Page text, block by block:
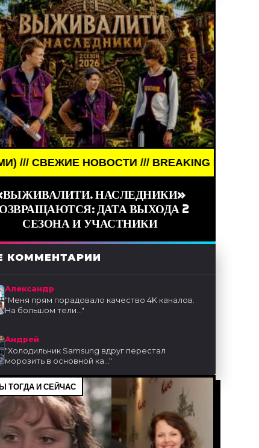
НОВОСТИ /// BREAKING NEWS ///
НАСЛЕДНИКИ»
ДАТА ВЫХОДА 2
СЕЗОНА И УЧАСТНИКИ
КОММЕНТАРИИ
Александр
"Меня прям порадовало качество 4K каналов.
На большом тели..."
Андрей
"Холодильник Samsung вдруг перестал
морозить в основной ка..."
ТОГДА И СЕЙЧАС